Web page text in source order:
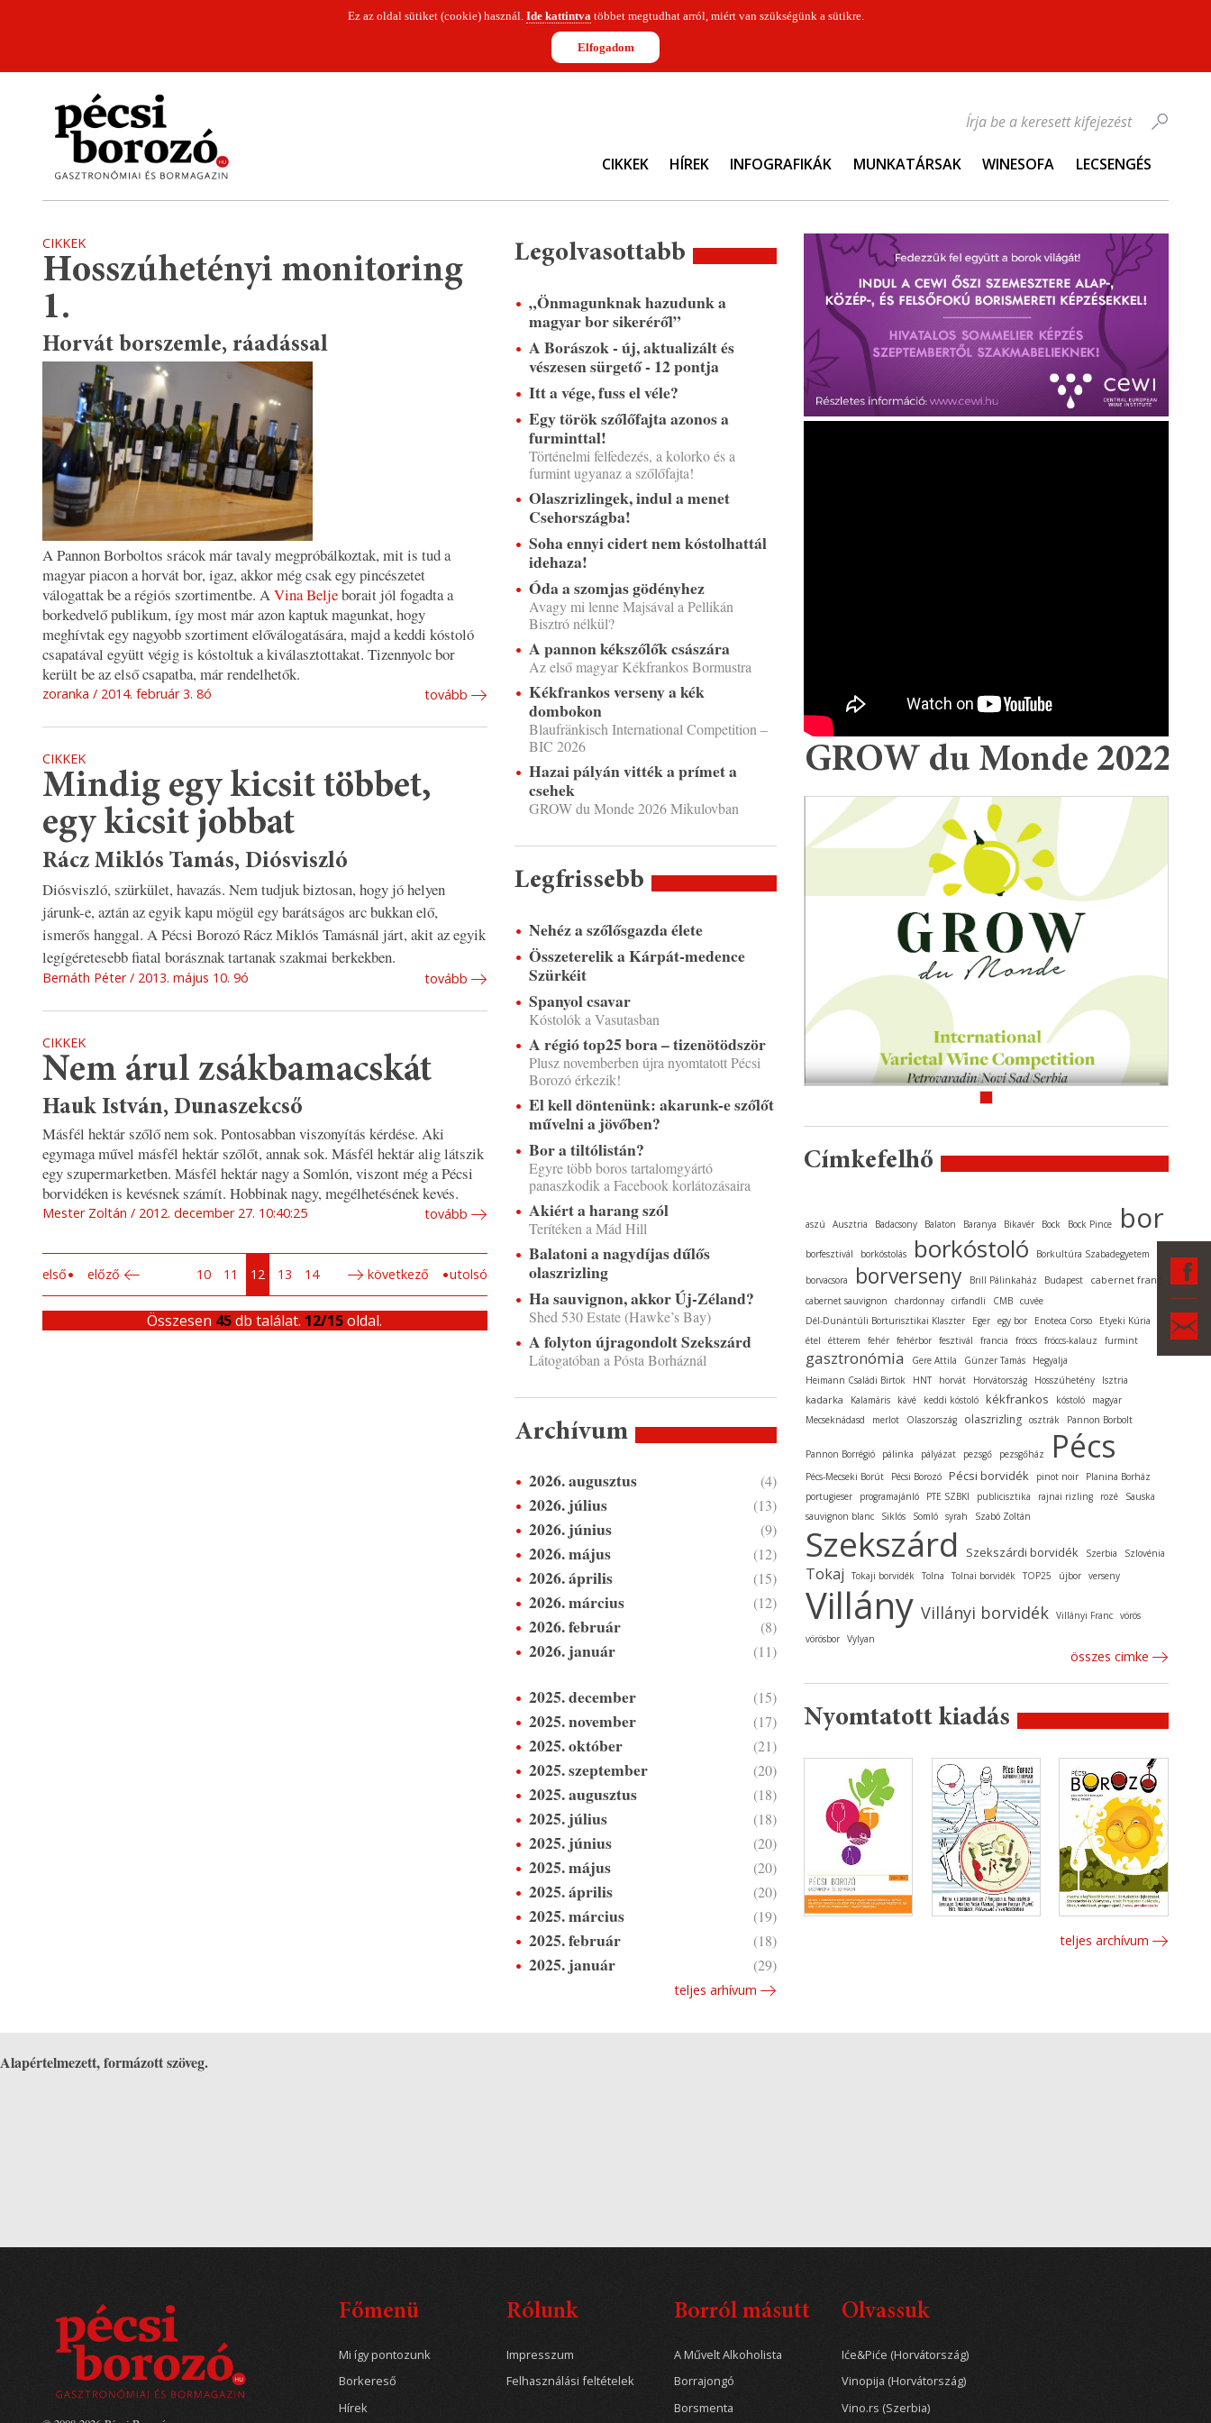
Ez az oldal sütiket (cookie) használ. Ide kattintvatöbbet megtudhat arról, miért van szükségünk a sütikre.
Elfogadom
CIKKEK HÍREK INFOGRAFIKÁK MUNKATÁRSAK WINESOFA LECSENGÉS
Írja be a keresett kifejezést
CIKKEK
Hosszúhetényi monitoring
1.
Horvát borszemle, ráadással
A Pannon Borboltos srácok már tavaly megpróbálkoztak, mit is tud a
magyar piacon a horvát bor, igaz, akkor még csak egy pincészetet
válogattak be a régiós szortimentbe. AVina Beljeborait jól fogadta a
borkedvelő publikum, így most már azon kaptuk magunkat, hogy
meghívtak egy nagyobb szortiment előválogatására, majd a keddi kóstoló
csapatával együtt végig is kóstoltuk a kiválasztottakat. Tizennyolc bor
került be az első csapatba, már rendelhetők.
zoranka 2014. február 3. 8ó tovább
CIKKEK
Mindig egy kicsit többet,
egy kicsit jobbat
Rácz Miklós Tamás, Diósviszló
Diósviszló, szürkület, havazás. Nem tudjuk biztosan, hogy jó helyen
járunk-e, aztán az egyik kapu mögül egy barátságos arc bukkan elő,
ismerős hanggal. A Pécsi Borozó Rácz Miklós Tamásnál járt, akit az egyik
legígéretesebb fiatal borásznak tartanak szakmai berkekben.
Bernáth Péter 2013. május 10. 9ó tovább
CIKKEK
Nem árul zsákbamacskát
Hauk István, Dunaszekcső
Másfél hektár szőlő nem sok. Pontosabban viszonyítás kérdése. Aki
egymaga művel másfél hektár szőlőt, annak sok. Másfél hektár alig látszik
egy szupermarketben. Másfél hektár nagy a Somlón, viszont még a Pécsi
borvidéken is kevésnek számít. Hobbinak nagy, megélhetésének kevés.
Mester Zoltán 2012. december 27. 10:40:25 tovább
első előző 10 11 12 13 14 következő utolsó
Összesen 45db találat. 12/15oldal.
Legolvasottabb
„Önmagunknak hazudunk a
magyar bor sikeréről”
A Borászok - új, aktualizált és
vészesen sürgető - 12 pontja
Itt a vége, fuss el véle?
Egy török szőlőfajta azonos a
furminttal!
Történelmi felfedezés, a kolorko és a
furmint ugyanaz a szőlőfajta!
Olaszrizlingek, indul a menet
Csehországba!
Soha ennyi cidert nem kóstolhattál
idehaza!
Óda a szomjas gödényhez
Avagy mi lenne Majsával a Pellikán
Bisztró nélkül?
A pannon kékszőlők császára
Az első magyar Kékfrankos Bormustra
Kékfrankos verseny a kék
dombokon
Blaufränkisch International Competition –
BIC 2026
Hazai pályán vitték a prímet a
csehek
GROW du Monde 2026 Mikulovban
Legfrissebb
Nehéz a szőlősgazda élete
Összeterelik a Kárpát-medence
Szürkéit
Spanyol csavar
Kóstolók a Vasutasban
A régió top25 bora – tizenötödször
Plusz novemberben újra nyomtatott Pécsi
Borozó érkezik!
El kell döntenünk: akarunk-e szőlőt
művelni a jövőben?
Bor a tiltólistán?
Egyre több boros tartalomgyártó
panaszkodik a Facebook korlátozásaira
Akiért a harang szól
Terítéken a Mád Hill
Balatoni a nagydíjas dűlős
olaszrizling
Ha sauvignon, akkor Új-Zéland?
Shed 530 Estate (Hawke’s Bay)
A folyton újragondolt Szekszárd
Látogatóban a Pósta Borháznál
Archívum
2026. augusztus (4)
2026. július (13)
2026. június (9)
2026. május (12)
2026. április (15)
2026. március (12)
2026. február (8)
2026. január (11)
2025. december (15)
2025. november (17)
2025. október (21)
2025. szeptember (20)
2025. augusztus (18)
2025. július (18)
2025. június (20)
2025. május (20)
2025. április (20)
2025. március (19)
2025. február (18)
2025. január (29)
teljes arhívum
GROW du Monde 2022
Címkefelhő
aszú Ausztria Badacsony Balaton Baranya Bikavér Bock Bock Pince bor
borfesztivál borkóstolás borkóstoló Borkultúra Szabadegyetem
borvacsora borverseny Brill Pálinkaház Budapest cabernet franc
cabernet sauvignon chardonnay cirfandli CMB cuvée
Dél-Dunántúli Borturisztikai Klaszter
Eger egy bor Enoteca Corso
Etyeki Kúria
étel
étterem fehér fehérbor fesztivál francia fröccs fröccs-kalauz furmint
gasztronómia Gere Attila Günzer Tamás
Hegyalja
Heimann Családi Birtok
HNT horvát Horvátország Hosszúhetény Isztria
kadarka Kalamáris kávé keddi kóstoló kékfrankos kóstoló
magyar
Mecseknádasd
merlot Olaszország olaszrizling osztrák Pannon Borbolt
Pannon Borrégió pálinka pályázat pezsgő pezsgőház Pécs
Pécs-Mecseki Borút Pécsi Borozó Pécsi borvidék pinot noir
Planina Borház
portugieser
programajánló PTE SZBKI publicisztika rajnai rizling rozé
Sauska
sauvignon blanc
Siklós Somló syrah Szabó Zoltán
Szekszárd Szekszárdi borvidék Szerbia Szlovénia
Tokaj Tokaji borvidék Tolna Tolnai borvidék TOP25 újbor verseny
Villány Villányi borvidék Villányi Franc vörös
vörösbor Vylyan
összes cimke
Nyomtatott kiadás
teljes archívum
Alapértelmezett, formázott szöveg.
Főmenü
Mi így pontozunk
Borkereső
Hírek
Rólunk
Impresszum
Felhasználási feltételek
Borról másutt
A Művelt Alkoholista
Borrajongó
Borsmenta
Olvassuk
Iće&Piće (Horvátország)
Vinopija (Horvátország)
Vino.rs (Szerbia)